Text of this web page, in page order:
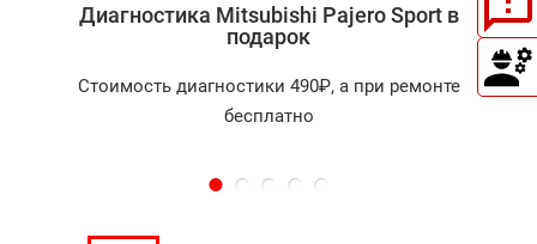
В центре «Токио Сервис» трансмиссией вашего
внедорожника займутся высококлассные
профессионалы, стоимость услуг которых
нам, вы надолго избавитесь от проблемы и снова
Диагностика Mitsubishi Pajero Sport в
подарок
Стоимость диагностики 490₽, а при ремонте
бесплатно